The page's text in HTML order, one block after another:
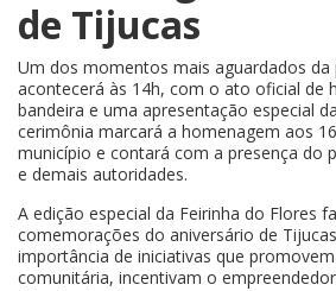
de Tijucas
Um dos momentos mais aguardados da
acontecerá às 14h, com o ato oficial de
bandeira e uma apresentação especial
cerimônia marcará a homenagem aos
município e contará com a presença do
e demais autoridades.
A edição especial da Feirinha do Flores
comemorações do aniversário de
importância de iniciativas que
comunitária, incentivam o